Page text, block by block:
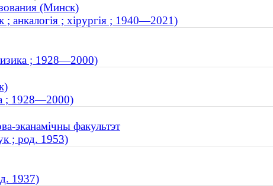
(Минск)
; анкалогія ; хірургія ; 1940—2021)
; 1928—2000)
; 1928—2000)
эканамічны факультэт
; род. 1953)
1937)